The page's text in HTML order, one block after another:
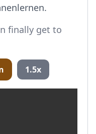
finally get to
1.5x